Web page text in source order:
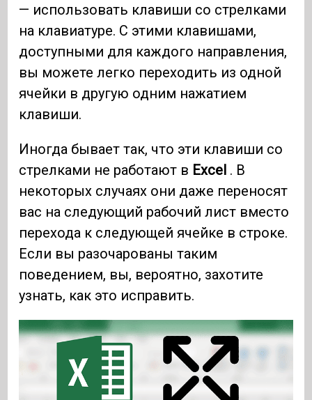
— использовать клавиши со стрелками
на клавиатуре. С этими клавишами,
доступными для каждого направления,
вы можете легко переходить из одной
ячейки в другую одним нажатием
клавиши.
Иногда бывает так, что эти клавиши со
стрелками не работают в Excel . В
некоторых случаях они даже переносят
вас на следующий рабочий лист вместо
перехода к следующей ячейке в строке.
Если вы разочарованы таким
поведением, вы, вероятно, захотите
узнать, как это исправить.